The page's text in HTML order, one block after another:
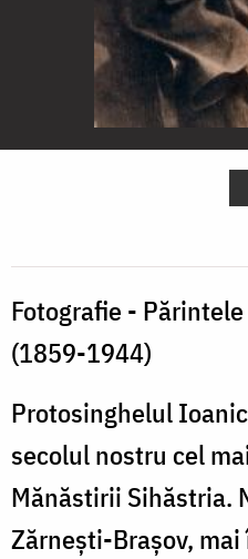
Părintele
(1859-
1944)
Fotografie -
(1859-1944)
Protosinghelul
secolul nostru cel
Mănăstirii Sihăstria.
Zărnești-Brașov,